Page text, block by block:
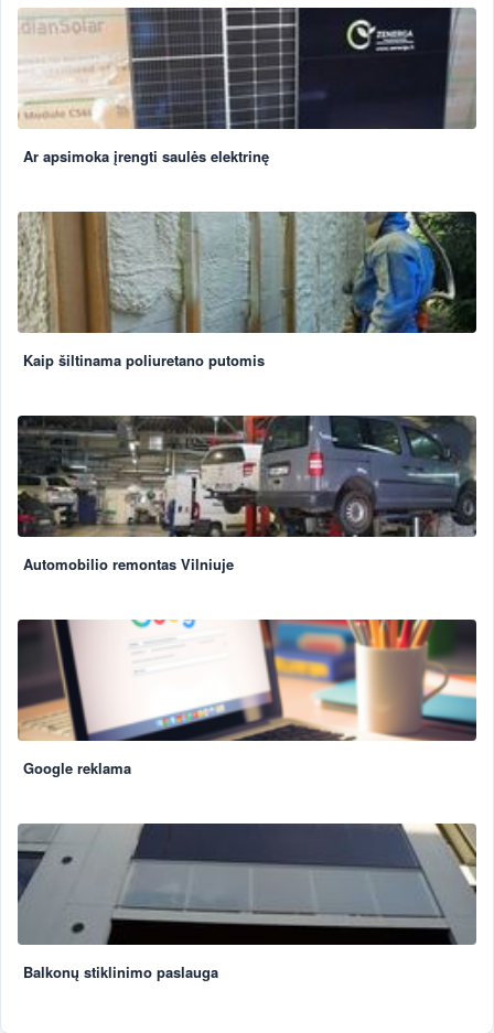
Ar apsimoka įrengti saulės elektrinę
Kaip šiltinama poliuretano putomis
Automobilio remontas Vilniuje
Google reklama
Balkonų stiklinimo paslauga